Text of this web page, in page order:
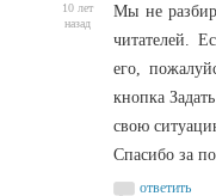
10 лет
назад
Мы не
читателей.
его,
кнопка
свою
Спасибо за
ответить